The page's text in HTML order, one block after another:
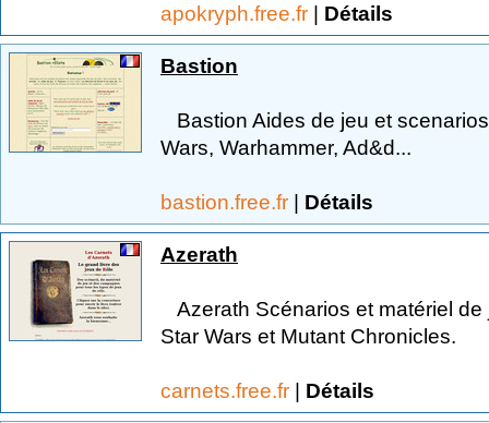
apokryph.free.fr | Détails
Bastion
Bastion Aides de jeu et
Wars, Warhammer, Ad&d...
bastion.free.fr | Détails
Azerath
Azerath Scénarios et matériel
Star Wars et Mutant Chronicles.
carnets.free.fr | Détails